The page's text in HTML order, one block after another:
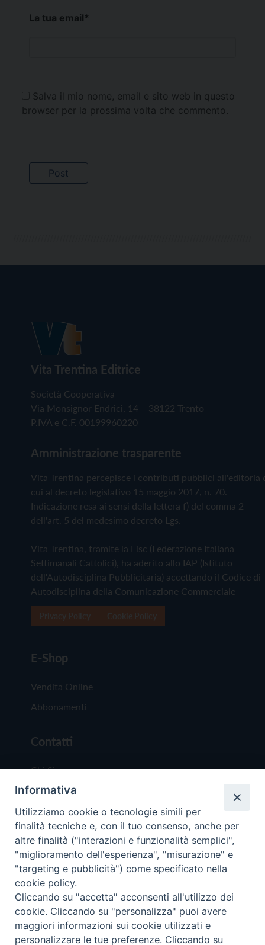
La tua email*
Salva il mio nome, email e sito web in questo
browser per la prossima volta che commento.
Vita Trentina Editrice
Società Cooperativa
Via Monsignor Endrici, 14 – 38122 Trento
P.IVA e C.F. 00199960220
Amministrazione trasparente
Vita Trentina percepisce i contributi pubblici all'editoria
cui al decreto legislativo 15 maggio 2017, n. 70.
Indicazione resa ai sensi della lettera f) del comma 2
dell'art. 5 del medesimo decreto Lgs.
Vita Trentina, tramite la Fisc (Federazione Italiana
Settimanali Cattolici), ha aderito allo IAP (Istituto
dell'Autodisciplina Pubblicitaria) accettando il Codice di
Autodisciplina della Comunicazione Commerciale
E-Shop
Vendita Online
Abbonamenti
Contatti
Chi Siamo
Redazione
Scrivici
Copyright © 2019 - Tutti i diritti riservati - Vita
Trentina Editrice
Privacy Policy
Informativa
Utilizziamo cookie o tecnologie simili per
finalità tecniche e, con il tuo consenso, anche per
altre finalità ("interazioni e funzionalità semplici",
"miglioramento dell'esperienza", "misurazione" e
"targeting e pubblicità") come specificato nella
cookie policy.
Cliccando su "accetta" acconsenti all'utilizzo dei
cookie. Cliccando su "personalizza" puoi avere
maggiori informazioni sui cookie utilizzati e
personalizzare le tue preferenze. Cliccando su